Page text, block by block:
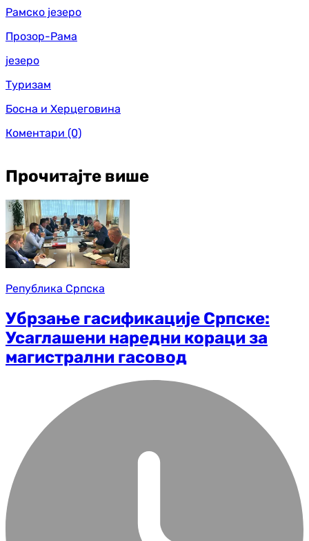
Рамско језеро
Прозор-Рама
језеро
Туризам
Босна и Херцеговина
Коментари (0)
Прочитајте више
Република Српска
Убрзање гасификације Српске:
Усаглашени наредни кораци за
магистрални гасовод